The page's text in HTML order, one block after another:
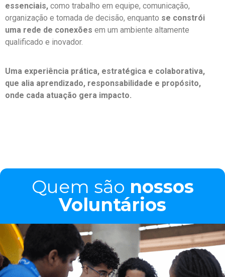
essenciais, como trabalho em equipe, comunicação,
organização e tomada de decisão, enquanto se constrói
uma rede de conexões em um ambiente altamente
qualificado e inovador.
Uma experiência prática, estratégica e colaborativa,
que alia aprendizado, responsabilidade e propósito,
onde cada atuação gera impacto.
Quem são nossos
Voluntários